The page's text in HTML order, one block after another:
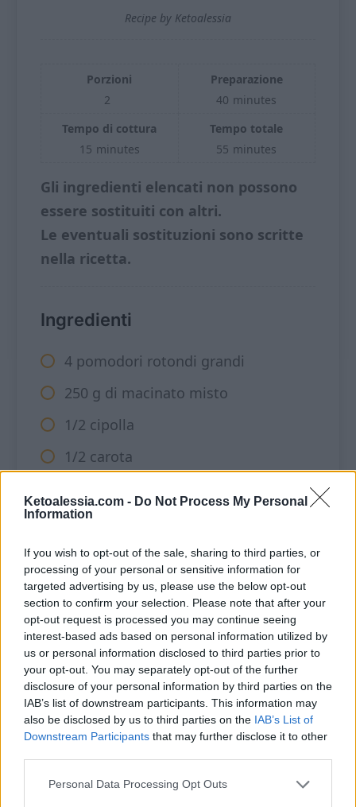
Ketoalessia.com - Do Not Process My Personal
Information
If you wish to opt-out of the sale, sharing to third parties, or
processing of your personal or sensitive information for
targeted advertising by us, please use the below opt-out
section to confirm your selection. Please note that after your
opt-out request is processed you may continue seeing
interest-based ads based on personal information utilized by
us or personal information disclosed to third parties prior to
your opt-out. You may separately opt-out of the further
disclosure of your personal information by third parties on the
IAB’s list of downstream participants. This information may
also be disclosed by us to third parties on the IAB’s List of
Downstream Participants that may further disclose it to other
Personal Data Processing Opt Outs
Recipe by Ketoalessia
Porzioni
2
Preparazione
40 minutes
Tempo di cottura
15 minutes
Tempo totale
55 minutes
Gli ingredienti elencati non possono
essere sostituiti con altri.
Le eventuali sostituzioni sono scritte
nella ricetta.
Ingredienti
4 pomodori rotondi grandi
250 g di macinato misto
1/2 cipolla
1/2 carota
Polpa e succo dei pomodori
Foglie di basilico q.b.
Sale e spezie a tuo gusto
2 cucchiai di parmigiano
75 g di cheddar
Derscizione
Lava e svuota i pomodori e metti da
parte.